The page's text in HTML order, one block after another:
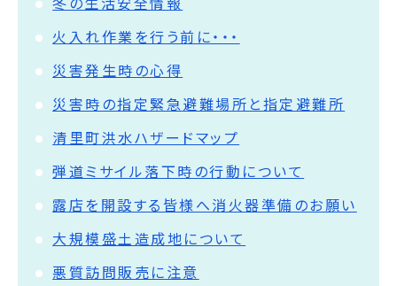
火入れ作業を行う前に・・・
災害発生時の心得
災害時の指定緊急避難場所と指定避難所
清里町洪水ハザードマップ
弾道ミサイル落下時の行動について
露店を開設する皆様へ消火器準備のお願い
大規模盛土造成地について
悪質訪問販売に注意